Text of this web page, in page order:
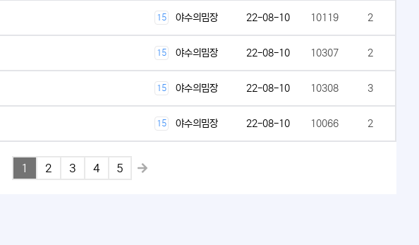
15 야수의밈장 22-08-10 10119 2
15 야수의밈장 22-08-10 10307 2
15 야수의밈장 22-08-10 10308 3
15 야수의밈장 22-08-10 10066 2
1 2 3 4 5